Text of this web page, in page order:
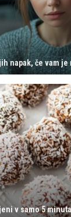
napak, če vam je
v samo 5